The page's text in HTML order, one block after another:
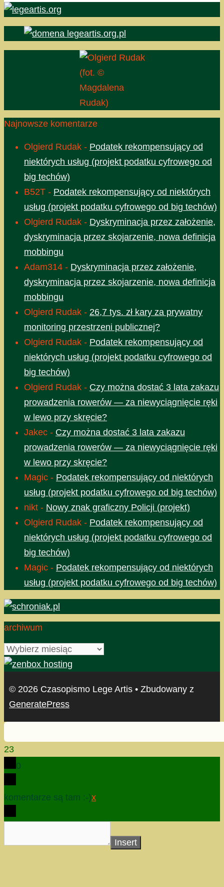
(fot. ©
Magdalena
Rudak)
Najnowsze komentarze
Olgierd Rudak - Podatek rekompensujący od
niektórych usług (projekt podatku cyfrowego od
big techów)
B52T - Podatek rekompensujący od niektórych
usług (projekt podatku cyfrowego od big techów)
Olgierd Rudak - Dyskryminacja przez założenie,
dyskryminacja przez skojarzenie, nowa definicja
mobbingu
Adam314 - Dyskryminacja przez założenie,
dyskryminacja przez skojarzenie, nowa definicja
mobbingu
Olgierd Rudak - 26,7 tys. zł kary za prywatny
monitoring przestrzeni publicznej?
Olgierd Rudak - Podatek rekompensujący od
niektórych usług (projekt podatku cyfrowego od
big techów)
Olgierd Rudak - Czy można dostać 3 lata zakazu
prowadzenia rowerów — za niewyciągnięcie ręki
w lewo przy skręcie?
Jakec - Czy można dostać 3 lata zakazu
prowadzenia rowerów — za niewyciągnięcie ręki
w lewo przy skręcie?
Magic - Podatek rekompensujący od niektórych
usług (projekt podatku cyfrowego od big techów)
nikt - Nowy znak graficzny Policji (projekt)
Olgierd Rudak - Podatek rekompensujący od
niektórych usług (projekt podatku cyfrowego od
big techów)
Magic - Podatek rekompensujący od niektórych
usług (projekt podatku cyfrowego od big techów)
archiwum
archiwum
© 2026 Czasopismo Lege Artis • Zbudowany z
GeneratePress
23
0
komentarze są tam :-)x
Insert